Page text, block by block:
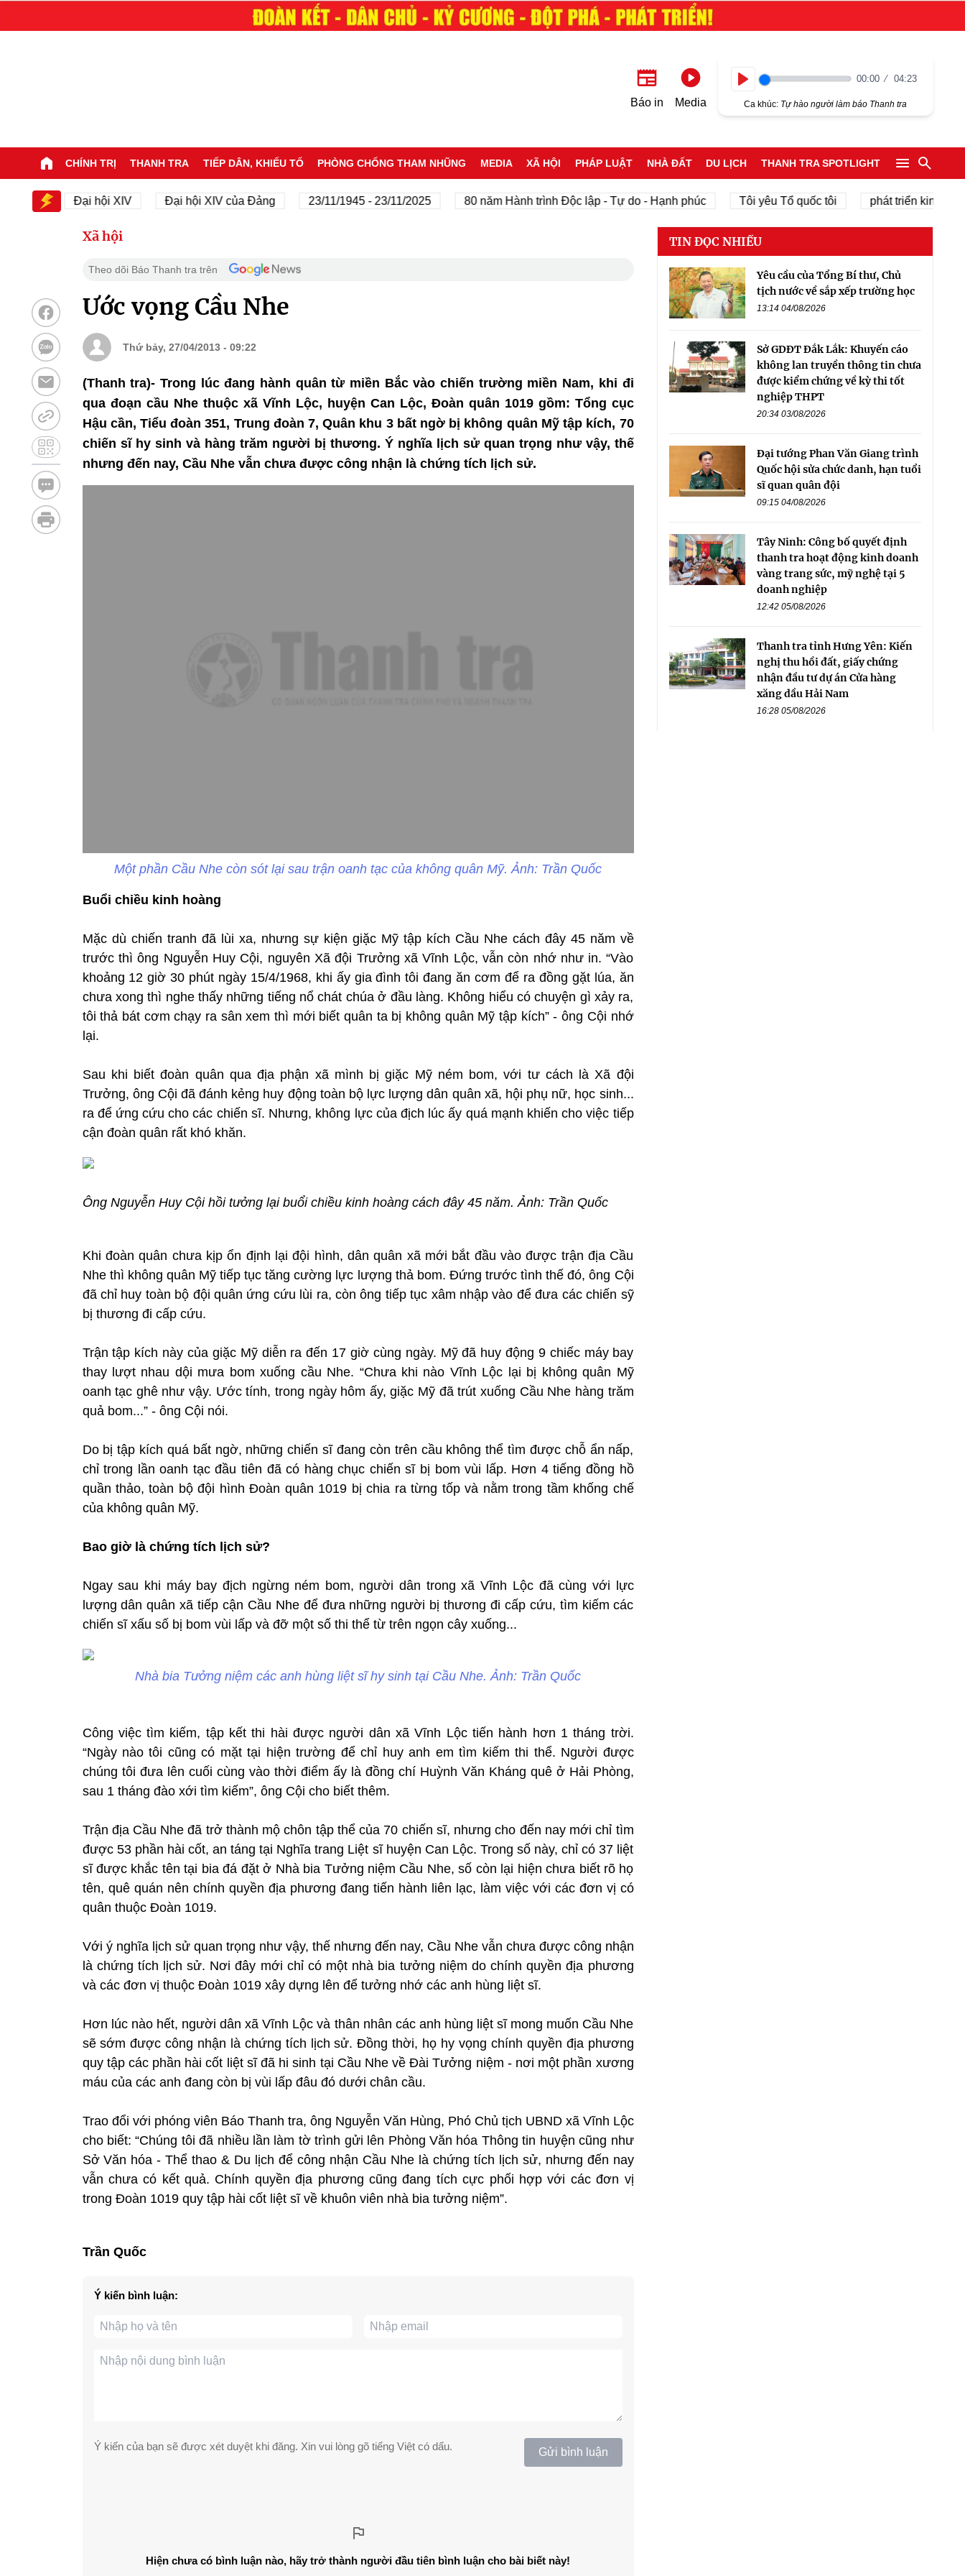
Báo in Media
00:00 04:23
Ca khúc: Tự hào người làm báo Thanh tra
CHÍNH TRỊ THANH TRA TIẾP DÂN, KHIẾU TỐ PHÒNG CHỐNG THAM NHŨNG MEDIA XÃ HỘI PHÁP LUẬT NHÀ ĐẤT DU LỊCH THANH TRA SPOTLIGHT
Đại hội XIV Đại hội XIV của Đảng 23/11/1945 - 23/11/2025 80 năm Hành trình Độc lập - Tự do - Hạnh phúc Tôi yêu Tổ quốc tôi phát triển kinh tế tư
Xã hội
Theo dõi Báo Thanh tra trên
Ước vọng Cầu Nhe
Thứ bảy, 27/04/2013 - 09:22
(Thanh tra)- Trong lúc đang hành quân từ miền Bắc vào chiến trường miền Nam, khi đi
qua đoạn cầu Nhe thuộc xã Vĩnh Lộc, huyện Can Lộc, Đoàn quân 1019 gồm: Tổng cục
Hậu cần, Tiểu đoàn 351, Trung đoàn 7, Quân khu 3 bất ngờ bị không quân Mỹ tập kích, 70
chiến sĩ hy sinh và hàng trăm người bị thương. Ý nghĩa lịch sử quan trọng như vậy, thế
nhưng đến nay, Cầu Nhe vẫn chưa được công nhận là chứng tích lịch sử.
Một phần Cầu Nhe còn sót lại sau trận oanh tạc của không quân Mỹ. Ảnh: Trần Quốc
Buổi chiều kinh hoàng
Mặc dù chiến tranh đã lùi xa, nhưng sự kiện giặc Mỹ tập kích Cầu Nhe cách đây 45 năm về
trước thì ông Nguyễn Huy Cội, nguyên Xã đội Trưởng xã Vĩnh Lộc, vẫn còn nhớ như in. “Vào
khoảng 12 giờ 30 phút ngày 15/4/1968, khi ấy gia đình tôi đang ăn cơm để ra đồng gặt lúa, ăn
chưa xong thì nghe thấy những tiếng nổ chát chúa ở đầu làng. Không hiểu có chuyện gì xảy ra,
tôi thả bát cơm chạy ra sân xem thì mới biết quân ta bị không quân Mỹ tập kích” - ông Cội nhớ
lại.
Sau khi biết đoàn quân qua địa phận xã mình bị giặc Mỹ ném bom, với tư cách là Xã đội
Trưởng, ông Cội đã đánh kẻng huy động toàn bộ lực lượng dân quân xã, hội phụ nữ, học sinh...
ra để ứng cứu cho các chiến sĩ. Nhưng, không lực của địch lúc ấy quá mạnh khiến cho việc tiếp
cận đoàn quân rất khó khăn.
Ông Nguyễn Huy Cội hồi tưởng lại buổi chiều kinh hoàng cách đây 45 năm. Ảnh: Trần Quốc
Khi đoàn quân chưa kịp ổn định lại đội hình, dân quân xã mới bắt đầu vào được trận địa Cầu
Nhe thì không quân Mỹ tiếp tục tăng cường lực lượng thả bom. Đứng trước tình thế đó, ông Cội
đã chỉ huy toàn bộ đội quân ứng cứu lùi ra, còn ông tiếp tục xâm nhập vào để đưa các chiến sỹ
bị thương đi cấp cứu.
Trận tập kích này của giặc Mỹ diễn ra đến 17 giờ cùng ngày. Mỹ đã huy động 9 chiếc máy bay
thay lượt nhau dội mưa bom xuống cầu Nhe. “Chưa khi nào Vĩnh Lộc lại bị không quân Mỹ
oanh tạc ghê như vậy. Ước tính, trong ngày hôm ấy, giặc Mỹ đã trút xuống Cầu Nhe hàng trăm
quả bom...” - ông Cội nói.
Do bị tập kích quá bất ngờ, những chiến sĩ đang còn trên cầu không thể tìm được chỗ ẩn nấp,
chỉ trong lần oanh tạc đầu tiên đã có hàng chục chiến sĩ bị bom vùi lấp. Hơn 4 tiếng đồng hồ
quần thảo, toàn bộ đội hình Đoàn quân 1019 bị chia ra từng tốp và nằm trong tầm khống chế
của không quân Mỹ.
Bao giờ là chứng tích lịch sử?
Ngay sau khi máy bay địch ngừng ném bom, người dân trong xã Vĩnh Lộc đã cùng với lực
lượng dân quân xã tiếp cận Cầu Nhe để đưa những người bị thương đi cấp cứu, tìm kiếm các
chiến sĩ xấu số bị bom vùi lấp và đỡ một số thi thể từ trên ngọn cây xuống...
Nhà bia Tưởng niệm các anh hùng liệt sĩ hy sinh tại Cầu Nhe. Ảnh: Trần Quốc
Công việc tìm kiếm, tập kết thi hài được người dân xã Vĩnh Lộc tiến hành hơn 1 tháng trời.
“Ngày nào tôi cũng có mặt tại hiện trường để chỉ huy anh em tìm kiếm thi thể. Người được
chúng tôi đưa lên cuối cùng vào thời điểm ấy là đồng chí Huỳnh Văn Kháng quê ở Hải Phòng,
sau 1 tháng đào xới tìm kiếm”, ông Cội cho biết thêm.
Trận địa Cầu Nhe đã trở thành mộ chôn tập thể của 70 chiến sĩ, nhưng cho đến nay mới chỉ tìm
được 53 phần hài cốt, an táng tại Nghĩa trang Liệt sĩ huyện Can Lộc. Trong số này, chỉ có 37 liệt
sĩ được khắc tên tại bia đá đặt ở Nhà bia Tưởng niệm Cầu Nhe, số còn lại hiện chưa biết rõ họ
tên, quê quán nên chính quyền địa phương đang tiến hành liên lạc, làm việc với các đơn vị có
quân thuộc Đoàn 1019.
Với ý nghĩa lịch sử quan trọng như vậy, thế nhưng đến nay, Cầu Nhe vẫn chưa được công nhận
là chứng tích lịch sử. Nơi đây mới chỉ có một nhà bia tưởng niệm do chính quyền địa phương
và các đơn vị thuộc Đoàn 1019 xây dựng lên để tưởng nhớ các anh hùng liệt sĩ.
Hơn lúc nào hết, người dân xã Vĩnh Lộc và thân nhân các anh hùng liệt sĩ mong muốn Cầu Nhe
sẽ sớm được công nhận là chứng tích lịch sử. Đồng thời, họ hy vọng chính quyền địa phương
quy tập các phần hài cốt liệt sĩ đã hi sinh tại Cầu Nhe về Đài Tưởng niệm - nơi một phần xương
máu của các anh đang còn bị vùi lấp đâu đó dưới chân cầu.
Trao đổi với phóng viên Báo Thanh tra, ông Nguyễn Văn Hùng, Phó Chủ tịch UBND xã Vĩnh Lộc
cho biết: “Chúng tôi đã nhiều lần làm tờ trình gửi lên Phòng Văn hóa Thông tin huyện cũng như
Sở Văn hóa - Thể thao & Du lịch để công nhận Cầu Nhe là chứng tích lịch sử, nhưng đến nay
vẫn chưa có kết quả. Chính quyền địa phương cũng đang tích cực phối hợp với các đơn vị
trong Đoàn 1019 quy tập hài cốt liệt sĩ về khuôn viên nhà bia tưởng niệm”.
Trần Quốc
Ý kiến bình luận:
Ý kiến của bạn sẽ được xét duyệt khi đăng. Xin vui lòng gõ tiếng Việt có dấu. Gửi bình luận
Hiện chưa có bình luận nào, hãy trở thành người đầu tiên bình luận cho bài biết này!
TIN ĐỌC NHIỀU
Yêu cầu của Tổng Bí thư, Chủ
tịch nước về sắp xếp trường học
13:14 04/08/2026
Sở GDĐT Đắk Lắk: Khuyến cáo
không lan truyền thông tin chưa
được kiểm chứng về kỳ thi tốt
nghiệp THPT
20:34 03/08/2026
Đại tướng Phan Văn Giang trình
Quốc hội sửa chức danh, hạn tuổi
sĩ quan quân đội
09:15 04/08/2026
Tây Ninh: Công bố quyết định
thanh tra hoạt động kinh doanh
vàng trang sức, mỹ nghệ tại 5
doanh nghiệp
12:42 05/08/2026
Thanh tra tỉnh Hưng Yên: Kiến
nghị thu hồi đất, giấy chứng
nhận đầu tư dự án Cửa hàng
xăng dầu Hải Nam
16:28 05/08/2026